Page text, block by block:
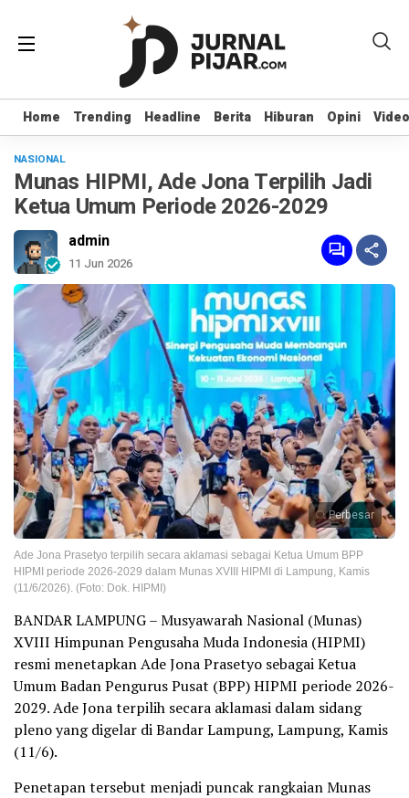
Home Trending Headline Berita Hiburan Opini Video
Home Trending Headline Berita Hiburan Opini Video
NASIONAL
Munas HIPMI, Ade Jona Terpilih Jadi
Ketua Umum Periode 2026-2029
admin
11 Jun 2026
Perbesar
Ade Jona Prasetyo terpilih secara aklamasi sebagai Ketua Umum BPP
HIPMI periode 2026-2029 dalam Munas XVIII HIPMI di Lampung, Kamis
(11/6/2026). (Foto: Dok. HIPMI)
BANDAR LAMPUNG – Musyawarah Nasional (Munas)
XVIII Himpunan Pengusaha Muda Indonesia (HIPMI)
resmi menetapkan Ade Jona Prasetyo sebagai Ketua
Umum Badan Pengurus Pusat (BPP) HIPMI periode 2026-
2029. Ade Jona terpilih secara aklamasi dalam sidang
pleno yang digelar di Bandar Lampung, Lampung, Kamis
(11/6).
Penetapan tersebut menjadi puncak rangkaian Munas